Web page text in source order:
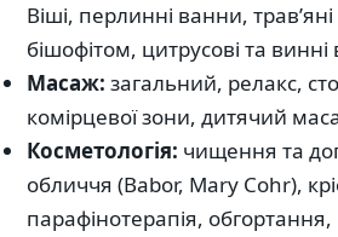
Віші, перлинні ванни,
бішофітом, цитрусові та
Масаж: загальний, релакс,
комірцевої зони, дитячий
Косметологія: чищення та
обличчя (Babor, Mary Cohr),
парафінотерапія, обгортання,